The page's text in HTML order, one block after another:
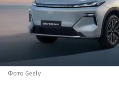
Фото Geely